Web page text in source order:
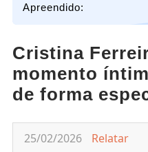
Apreendido:
Cristina
momento
de forma
25/02/2026 Relatar